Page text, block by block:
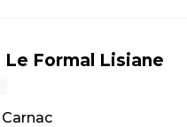
Formal Lisiane